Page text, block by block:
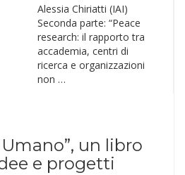
Alessia Chiriatti (IAI)
Seconda parte: “Peace
research: il rapporto tra
accademia, centri di
ricerca e organizzazioni
non …
un libro
e progetti